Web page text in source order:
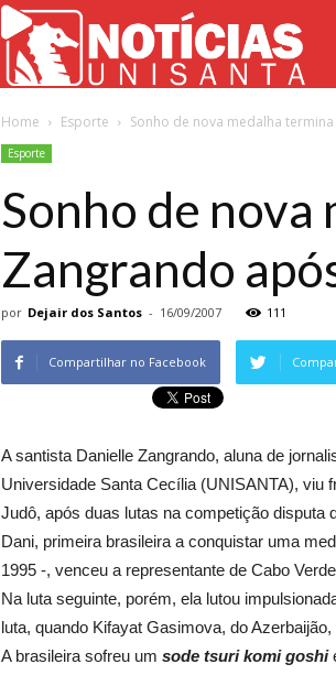
Home Esporte Sonho de nova medalha
Esporte
Sonho de
Zangrando
por Dejair dos Santos - 16/09/2007 111
Compartilhar no Facebook
A santista Danielle Zangrando, aluna de
Universidade Santa Cecília (UNISANTA), viu
Judô, após duas lutas na competição disputa
Dani, primeira brasileira a conquistar uma
1995 -, venceu a representante de Cabo
Na luta seguinte, porém, ela lutou
luta, quando Kifayat Gasimova, do
A brasileira sofreu um sode tsuri komi goshi